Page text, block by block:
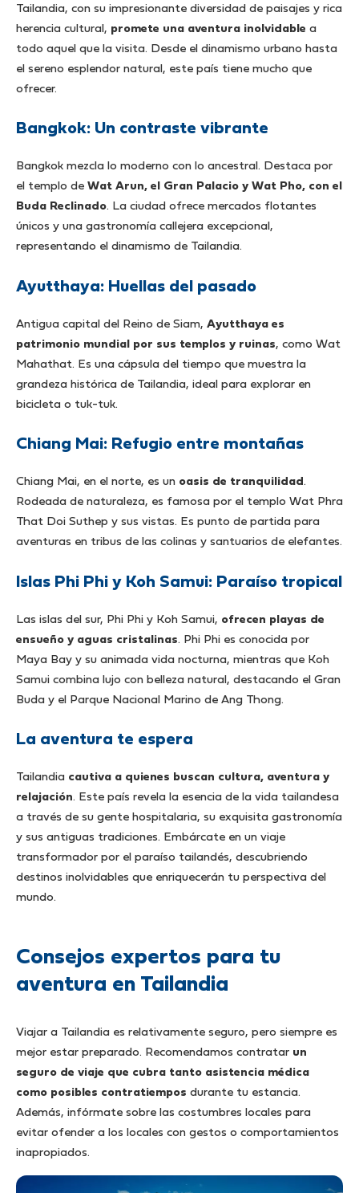
Tailandia, con su impresionante diversidad de paisajes y rica
herencia cultural, promete una aventura inolvidable a
todo aquel que la visita. Desde el dinamismo urbano hasta
el sereno esplendor natural, este país tiene mucho que
ofrecer.
Bangkok: Un contraste vibrante
Bangkok mezcla lo moderno con lo ancestral. Destaca por
el templo de Wat Arun, el Gran Palacio y Wat Pho, con el
Buda Reclinado. La ciudad ofrece mercados flotantes
únicos y una gastronomía callejera excepcional,
representando el dinamismo de Tailandia.
Ayutthaya: Huellas del pasado
Antigua capital del Reino de Siam, Ayutthaya es
patrimonio mundial por sus templos y ruinas, como Wat
Mahathat. Es una cápsula del tiempo que muestra la
grandeza histórica de Tailandia, ideal para explorar en
bicicleta o tuk-tuk.
Chiang Mai: Refugio entre montañas
Chiang Mai, en el norte, es un oasis de tranquilidad .
Rodeada de naturaleza, es famosa por el templo Wat Phra
That Doi Suthep y sus vistas. Es punto de partida para
aventuras en tribus de las colinas y santuarios de elefantes.
Islas Phi Phi y Koh Samui: Paraíso tropical
Las islas del sur, Phi Phi y Koh Samui, ofrecen playas de
ensueño y aguas cristalinas. Phi Phi es conocida por
Maya Bay y su animada vida nocturna, mientras que Koh
Samui combina lujo con belleza natural, destacando el Gran
Buda y el Parque Nacional Marino de Ang Thong.
La aventura te espera
Tailandia cautiva a quienes buscan cultura, aventura y
relajación. Este país revela la esencia de la vida tailandesa
a través de su gente hospitalaria, su exquisita gastronomía
y sus antiguas tradiciones. Embárcate en un viaje
transformador por el paraíso tailandés, descubriendo
destinos inolvidables que enriquecerán tu perspectiva del
mundo.
Consejos expertos para tu
aventura en Tailandia
Viajar a Tailandia es relativamente seguro, pero siempre es
mejor estar preparado. Recomendamos contratar un
seguro de viaje que cubra tanto asistencia médica
como posibles contratiempos durante tu estancia.
Además, infórmate sobre las costumbres locales para
evitar ofender a los locales con gestos o comportamientos
inapropiados.